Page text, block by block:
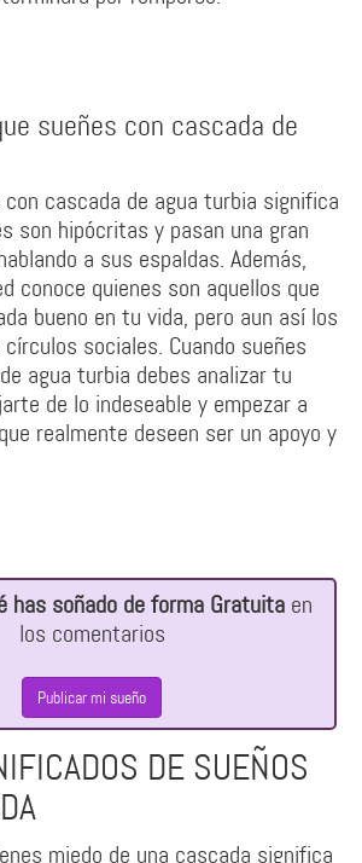
sueñes con cascada de
cascada de agua turbia significa
son hipócritas y pasan una gran
a sus espaldas. Además,
conoce quienes son aquellos que
bueno en tu vida, pero aun así los
sociales. Cuando sueñes
agua turbia debes analizar tu
de lo indeseable y empezar a
realmente deseen ser un apoyo y
has soñado de forma Gratuitaen
los comentarios
Publicar mi sueño
DE SUEÑOS
miedo de una cascada significa